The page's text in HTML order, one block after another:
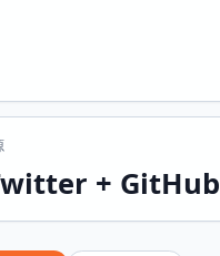
+ GitHub